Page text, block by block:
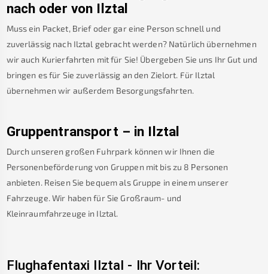
nach oder von Ilztal
Muss ein Packet, Brief oder gar eine Person schnell und
zuverlässig nach Ilztal gebracht werden? Natürlich übernehmen
wir auch Kurierfahrten mit für Sie! Übergeben Sie uns Ihr Gut und
bringen es für Sie zuverlässig an den Zielort. Für Ilztal
übernehmen wir außerdem Besorgungsfahrten.
Gruppentransport – in Ilztal
Durch unseren großen Fuhrpark können wir Ihnen die
Personenbeförderung von Gruppen mit bis zu 8 Personen
anbieten. Reisen Sie bequem als Gruppe in einem unserer
Fahrzeuge. Wir haben für Sie Großraum- und
Kleinraumfahrzeuge in Ilztal.
Flughafentaxi Ilztal - Ihr Vorteil: